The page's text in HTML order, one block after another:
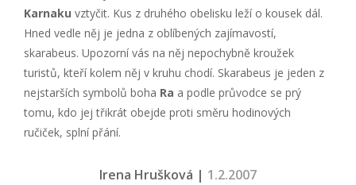
Karnaku vztyčit. Kus z druhého obelisku leží o kousek dál.
Hned vedle něj je jedna z oblíbených zajímavostí,
skarabeus. Upozorní vás na něj nepochybně kroužek
turistů, kteří kolem něj v kruhu chodí. Skarabeus je jeden z
nejstarších symbolů boha Ra a podle průvodce se prý
tomu, kdo jej třikrát obejde proti směru hodinových
ručiček, splní přání.
Irena Hrušková | 1.2.2007